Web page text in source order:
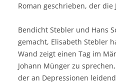
Roman geschrieben, der
Bendicht Stebler und Hans
gemacht, Elisabeth Stebler
Wand zeigt einen Tag im
Johann Münger zu
der an Depressionen